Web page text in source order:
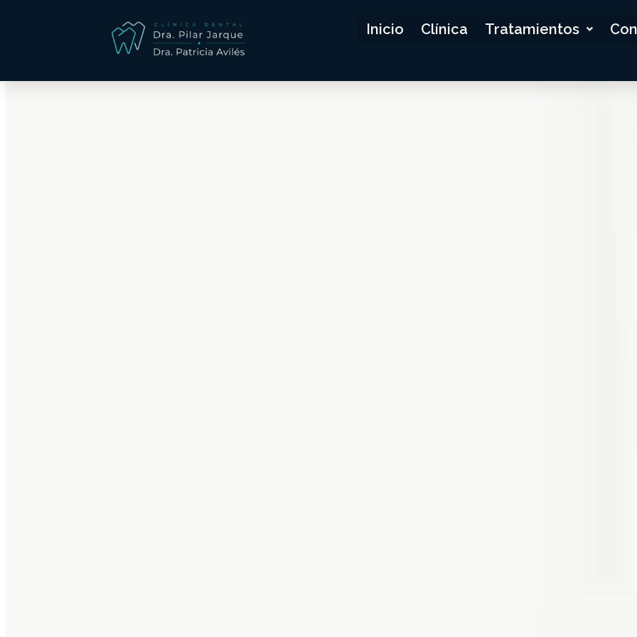
Inicio Clínica Tratamientos